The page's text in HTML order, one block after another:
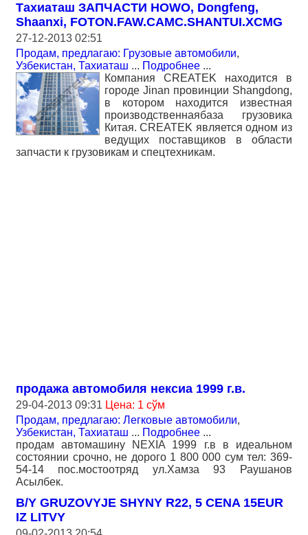
Тахиаташ ЗАПЧАСТИ HOWO, Dongfeng,
Shaanxi, FOTON.FAW.CAMC.SHANTUI.XCMG
27-12-2013 02:51
Продам, предлагаю: Грузовые автомобили,
Узбекистан, Тахиаташ ... Подробнее ...
Компания CREATEK находится в
городе Jinan провинции Shangdong,
в котором находится известная
производственнаябаза грузовика
Китая. CREATEK является одном из
ведущих поставщиков в области
запчасти к грузовикам и спецтехникам.
продажа автомобиля нексиа 1999 г.в.
29-04-2013 09:31 Цена: 1 сўм
Продам, предлагаю: Легковые автомобили,
Узбекистан, Тахиаташ ... Подробнее ...
продам автомашину NEXIA 1999 г.в в идеальном
состоянии срочно, не дорого 1 800 000 сум тел: 369-
54-14 пос.мостоотряд ул.Хамза 93 Раушанов
Асылбек.
B/Y GRUZOVYJE SHYNY R22, 5 CENA 15EUR
IZ LITVY